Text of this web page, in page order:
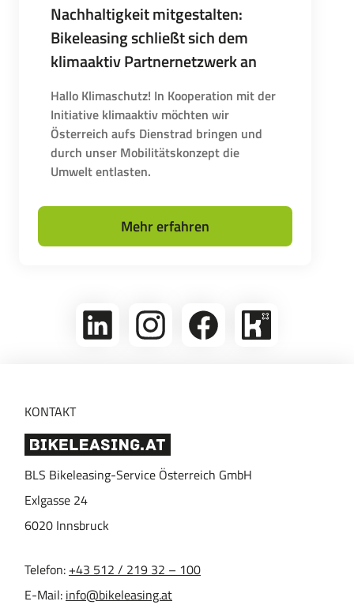
Nachhaltigkeit mitgestalten:
Bikeleasing schließt sich dem
klimaaktiv Partnernetzwerk an
Hallo Klimaschutz! In Kooperation mit der
Initiative klimaaktiv möchten wir
Österreich aufs Dienstrad bringen und
durch unser Mobilitätskonzept die
Umwelt entlasten.
Mehr erfahren
linkedin
Folge
uns
Folge
uns
Bikeleasing
auf
KONTAKT
BLS Bikeleasing-Service Österreich GmbH
Exlgasse 24
6020 Innsbruck
Telefon: +43 512 / 219 32 – 100
E-Mail: info@bikeleasing.at